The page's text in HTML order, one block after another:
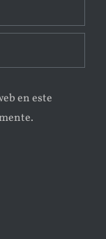
en este